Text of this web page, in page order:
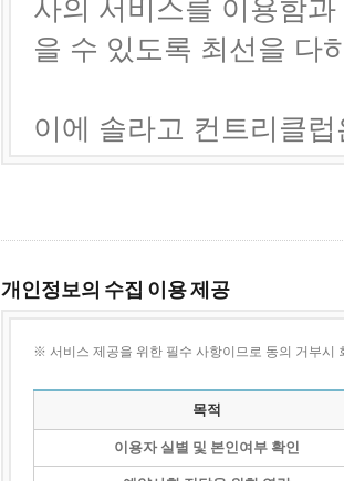
개인정보의 수집 이용 제공